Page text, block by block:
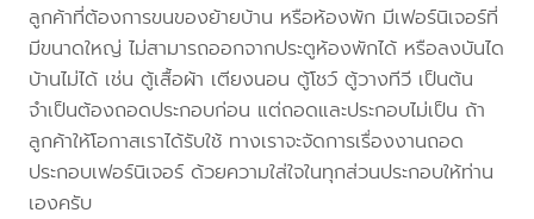
ลูกค้าที่ต้องการขนของย้ายบ้าน หรือห้องพัก มีเฟอร์นิเจอร์ที่
มีขนาดใหญ่ ไม่สามารถออกจากประตูห้องพักได้ หรือลงบันได
บ้านไม่ได้ เช่น ตู้เสื้อผ้า เตียงนอน ตู้โชว์ ตู้วางทีวี เป็นต้น
จำเป็นต้องถอดประกอบก่อน แต่ถอดและประกอบไม่เป็น ถ้า
ลูกค้าให้โอกาสเราได้รับใช้ ทางเราจะจัดการเรื่องงานถอด
ประกอบเฟอร์นิเจอร์ ด้วยความใส่ใจในทุกส่วนประกอบให้ท่าน
เองครับ